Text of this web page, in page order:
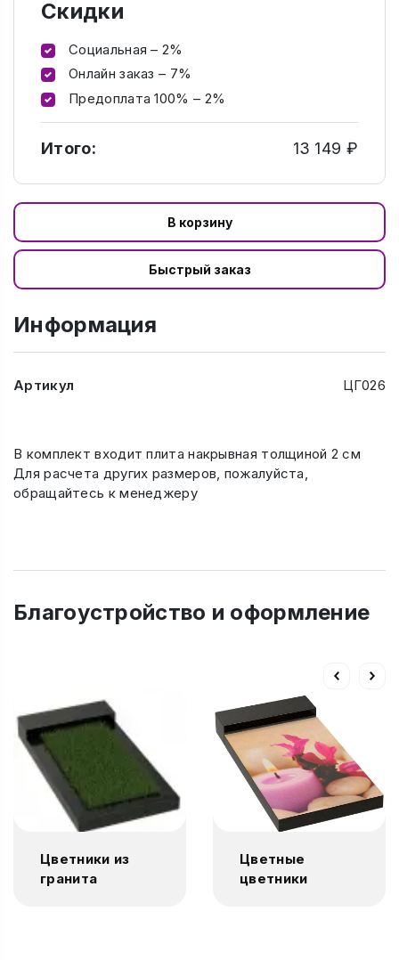
Скидки
Социальная – 2%
Онлайн заказ – 7%
Предоплата 100% – 2%
Итого: 13 149 ₽
В корзину
Быстрый заказ
Информация
Артикул ЦГ026
В комплект входит плита накрывная толщиной 2 см
Для расчета других размеров, пожалуйста,
обращайтесь к менеджеру
Благоустройство и оформление
Цветники из
гранита
Цветные
цветники